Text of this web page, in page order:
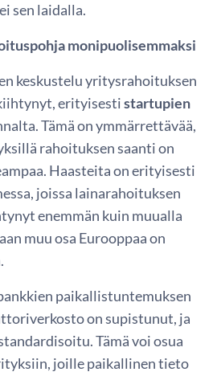
sen laidalla.
monipuolisemmaksi
keskustelu yritysrahoituksen
erityisestistartupien
Tämä on ymmärrettävää,
rahoituksen saanti on
Haasteita on erityisesti
joissa lainarahoituksen
enemmän kuin muualla
muu osa Eurooppaa on
paikallistuntemuksen
on supistunut, ja
Tämä voi osua
joille paikallinen tieto